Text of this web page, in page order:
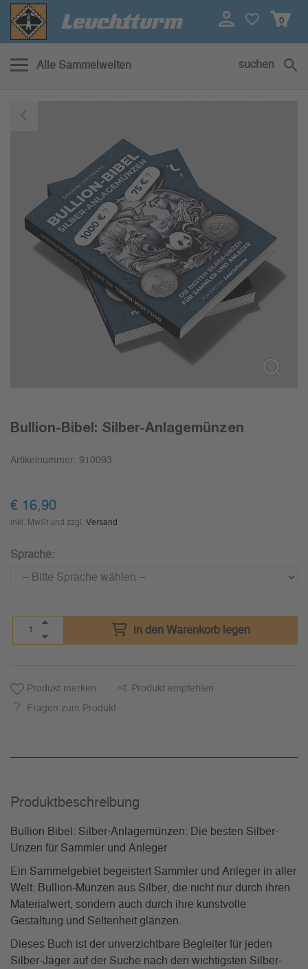
0
Alle Sammelwelten suchen
Bullion-Bibel: Silber-Anlagemünzen
Artikelnummer: 910093
€ 16,90
inkl. MwSt und zzgl. Versand
Sprache:
in den Warenkorb legen
Produkt merken Produkt empfehlen
Fragen zum Produkt
Produkt­beschreibung
Bullion Bibel: Silber-Anlagemünzen: Die besten Silber-
Unzen für Sammler und Anleger
Ein Sammelgebiet begeistert Sammler und Anleger in aller
Welt: Bullion-Münzen aus Silber, die nicht nur durch ihren
Materialwert, sondern auch durch ihre kunstvolle
Gestaltung und Seltenheit glänzen.
Dieses Buch ist der unverzichtbare Begleiter für jeden
Silber-Jäger auf der Suche nach den wichtigsten Silber-